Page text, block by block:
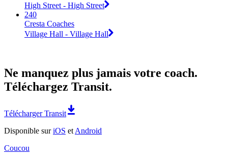
High Street - High Street
240
Cresta Coaches
Village Hall - Village Hall
Ne manquez plus jamais votre coach.
Téléchargez Transit.
Télécharger Transit
Disponible suriOS et Android
Coucou